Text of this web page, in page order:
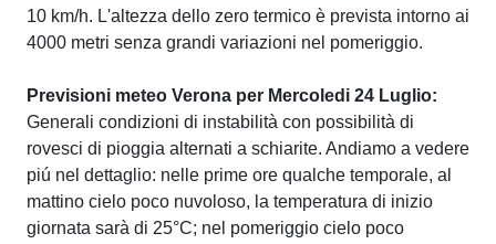
10 km/h. L'altezza dello zero termico è prevista intorno ai
4000 metri senza grandi variazioni nel pomeriggio.
Previsioni meteo Verona per Mercoledi 24 Luglio:
Generali condizioni di instabilità con possibilità di
rovesci di pioggia alternati a schiarite. Andiamo a vedere
piú nel dettaglio: nelle prime ore qualche temporale, al
mattino cielo poco nuvoloso, la temperatura di inizio
giornata sarà di 25°C; nel pomeriggio cielo poco